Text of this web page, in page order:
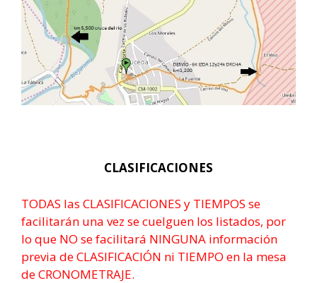
CLASIFICACIONES
TODAS las CLASIFICACIONES y TIEMPOS se
facilitarán una vez se cuelguen los listados, por
lo que NO se facilitará NINGUNA información
previa de CLASIFICACIÓN ni TIEMPO en la mesa
de CRONOMETRAJE.